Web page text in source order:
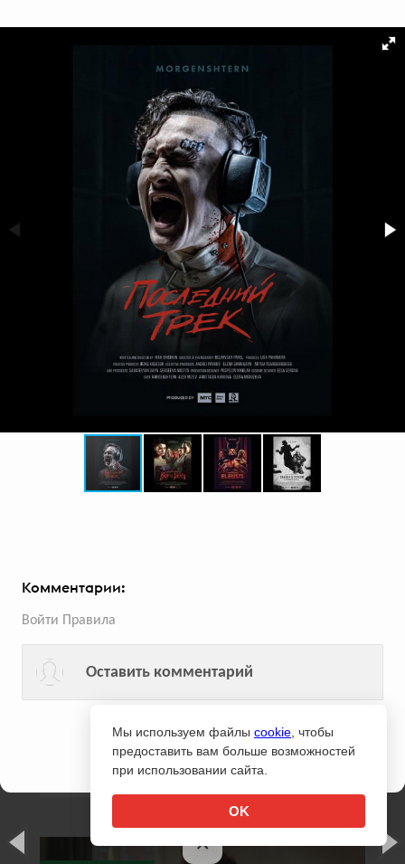
Комментарии:
Войти Правила
Оставить комментарий
Нет комментариев. Будьте первым!
×
10 лет открываем границы вкуса!
«Додо Пицца» и DPG Russia запустили
юбилейную кампанию бренда
кампанию в поддержку молодых мам
Помидорка. Дети. World
«Помидорка» и Sorry,Guys.Media создали
кулинарное шоу, в котором дети из разных
стран готовили национальные блюда
Мы используем файлы cookie , чтобы
предоставить вам больше возможностей
при использовании сайта.
OK